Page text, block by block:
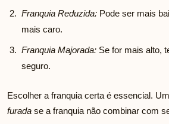
Franquia Reduzida: Pode ser mais
mais caro.
Franquia Majorada: Se for mais alto,
seguro.
Escolher a franquia certa é essencial. Um
furada se a franquia não combinar com